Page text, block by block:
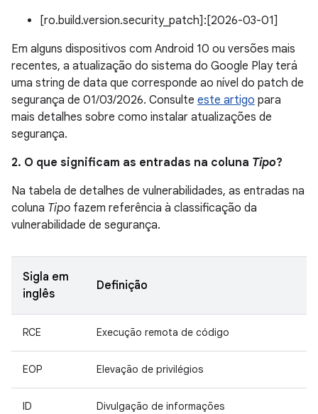
[ro.build.version.security_patch]:[2026-03-01]
Em alguns dispositivos com Android 10 ou versões mais
recentes, a atualização do sistema do Google Play terá
uma string de data que corresponde ao nível do patch de
segurança de 01/03/2026. Consulte este artigo para
mais detalhes sobre como instalar atualizações de
segurança.
2. O que significam as entradas na coluna Tipo?
Na tabela de detalhes de vulnerabilidades, as entradas na
coluna Tipo fazem referência à classificação da
vulnerabilidade de segurança.
Sigla em
inglês
Definição
RCE Execução remota de código
EOP Elevação de privilégios
ID Divulgação de informações